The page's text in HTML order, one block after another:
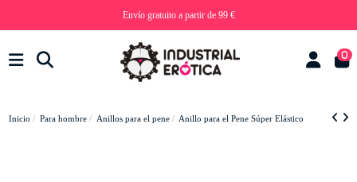
Envío gratuito a partir de 99 €
0
Inicio Para hombre Anillos para el pene Anillo para el Pene Súper Elástico